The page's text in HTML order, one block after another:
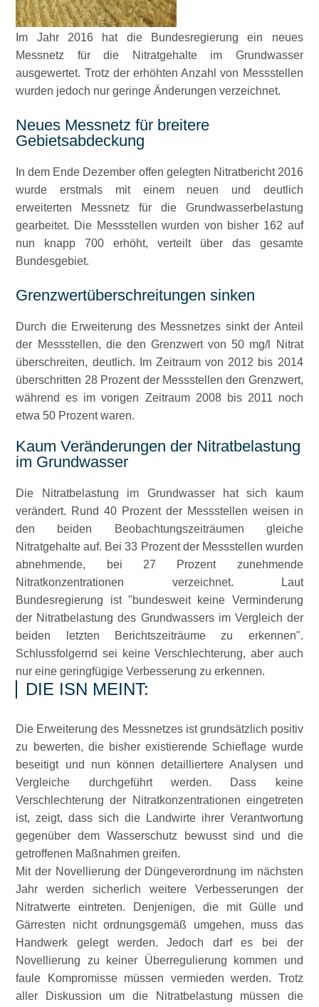
Im Jahr 2016 hat die Bundesregierung ein neues
Messnetz für die Nitratgehalte im Grundwasser
ausgewertet. Trotz der erhöhten Anzahl von Messstellen
wurden jedoch nur geringe Änderungen verzeichnet.
Neues Messnetz für breitere
Gebietsabdeckung
In dem Ende Dezember offen gelegten Nitratbericht 2016
wurde erstmals mit einem neuen und deutlich
erweiterten Messnetz für die Grundwasserbelastung
gearbeitet. Die Messstellen wurden von bisher 162 auf
nun knapp 700 erhöht, verteilt über das gesamte
Bundesgebiet.
Grenzwertüberschreitungen sinken
Durch die Erweiterung des Messnetzes sinkt der Anteil
der Messstellen, die den Grenzwert von 50 mg/l Nitrat
überschreiten, deutlich. Im Zeitraum von 2012 bis 2014
überschritten 28 Prozent der Messstellen den Grenzwert,
während es im vorigen Zeitraum 2008 bis 2011 noch
etwa 50 Prozent waren.
Kaum Veränderungen der Nitratbelastung
im Grundwasser
Die Nitratbelastung im Grundwasser hat sich kaum
verändert. Rund 40 Prozent der Messstellen weisen in
den beiden Beobachtungszeiträumen gleiche
Nitratgehalte auf. Bei 33 Prozent der Messstellen wurden
abnehmende, bei 27 Prozent zunehmende
Nitratkonzentrationen verzeichnet. Laut
Bundesregierung ist
bundesweit keine Verminderung
der Nitratbelastung des Grundwassers im Vergleich der
beiden letzten Berichtszeiträume zu erkennen .
Schlussfolgernd sei keine Verschlechterung, aber auch
nur eine geringfügige Verbesserung zu erkennen.
DIE ISN MEINT:
Die Erweiterung des Messnetzes ist grundsätzlich positiv
zu bewerten, die bisher existierende Schieflage wurde
beseitigt und nun können detailliertere Analysen und
Vergleiche durchgeführt werden. Dass keine
Verschlechterung der Nitratkonzentrationen eingetreten
ist, zeigt, dass sich die Landwirte ihrer Verantwortung
gegenüber dem Wasserschutz bewusst sind und die
getroffenen Maßnahmen greifen.
Mit der Novellierung der Düngeverordnung im nächsten
Jahr werden sicherlich weitere Verbesserungen der
Nitratwerte eintreten. Denjenigen, die mit Gülle und
Gärresten nicht ordnungsgemäß umgehen, muss das
Handwerk gelegt werden. Jedoch darf es bei der
Novellierung zu keiner Überregulierung kommen und
faule Kompromisse müssen vermieden werden. Trotz
aller Diskussion um die Nitratbelastung müssen die